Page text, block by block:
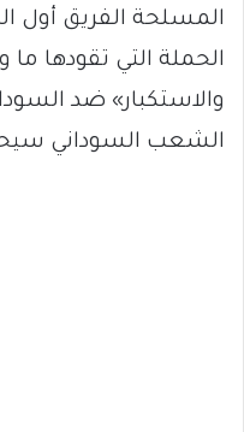
المسلحة الفريق أول
الحملة التي تقودها
والاستكبار» ضد
الشعب السوداني